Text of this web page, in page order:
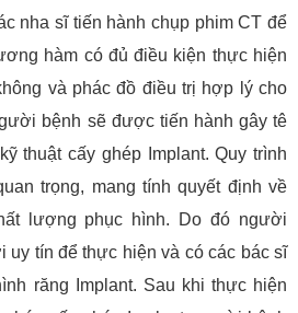
nha sĩ tiến hành chụp phim CT để
hàm có đủ điều kiện thực hiện
và phác đồ điều trị hợp lý cho
bệnh sẽ được tiến hành gây tê
thuật cấy ghép Implant. Quy trình
trọng, mang tính quyết định về
lượng phục hình. Do đó người
uy tín để thực hiện và có các bác sĩ
răng Implant. Sau khi thực hiện